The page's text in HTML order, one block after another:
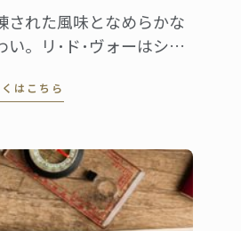
された風味となめらかな
い。リ･ド･ヴォーはシェ
食材です。そのやさしい
た野菜で食感にもバリエ
ョンを加えてみました。
はこちら